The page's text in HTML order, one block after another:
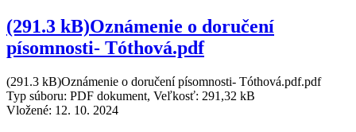
(291.3 kB)Oznámenie o doručení
písomnosti- Tóthová.pdf
(291.3 kB)Oznámenie o doručení písomnosti- Tóthová.pdf.pdf
Typ súboru: PDF dokument, Veľkosť: 291,32 kB
Vložené: 12. 10. 2024